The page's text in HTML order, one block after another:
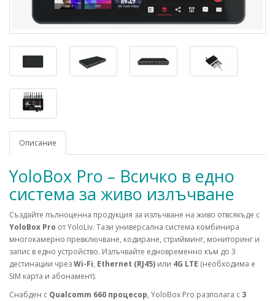
Описание
YoloBox Pro – Всичко в едно
система за живо излъчване
Създайте пълноценна продукция за излъчване на живо отвсякъде с
YoloBox Pro от YoloLiv. Тази универсална система комбинира
многокамерно превключване, кодиране, стрийминг, мониторинг и
запис в едно устройство. Излъчвайте едновременно към до 3
дестинации чрезWi-Fi, Ethernet (RJ45) или 4G LTE (необходима е
SIM карта и абонамент).
Снабден с Qualcomm 660 процесор, YoloBox Pro разполага с 3